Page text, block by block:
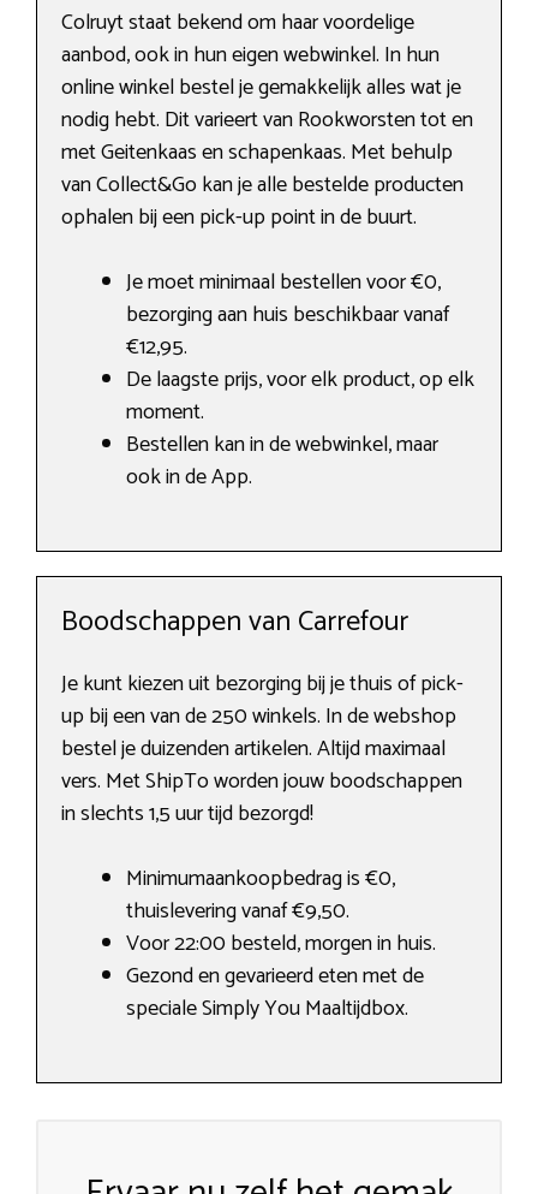
Colruyt staat bekend om haar voordelige
aanbod, ook in hun eigen webwinkel. In hun
online winkel bestel je gemakkelijk alles wat je
nodig hebt. Dit varieert van Rookworsten tot en
met Geitenkaas en schapenkaas. Met behulp
van Collect&Go kan je alle bestelde producten
ophalen bij een pick-up point in de buurt.
Je moet minimaal bestellen voor €0,
bezorging aan huis beschikbaar vanaf
€12,95.
De laagste prijs, voor elk product, op elk
moment.
Bestellen kan in de webwinkel, maar
ook in de App.
Boodschappen van Carrefour
Je kunt kiezen uit bezorging bij je thuis of pick-
up bij een van de 250 winkels. In de webshop
bestel je duizenden artikelen. Altijd maximaal
vers. Met ShipTo worden jouw boodschappen
in slechts 1,5 uur tijd bezorgd!
Minimumaankoopbedrag is €0,
thuislevering vanaf €9,50.
Voor 22:00 besteld, morgen in huis.
Gezond en gevarieerd eten met de
speciale Simply You Maaltijdbox.